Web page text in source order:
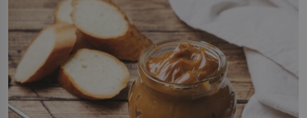
dne obracejí naruby. Ani po více
než sedmi stech letech není jisté,
kdo tehdy vraždil, a právě to činí
[…]